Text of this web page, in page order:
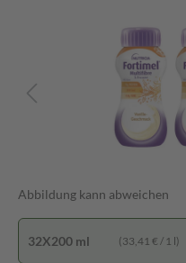
Abbildung kann abweichen
32X200 ml (33,41 € / 1 l)